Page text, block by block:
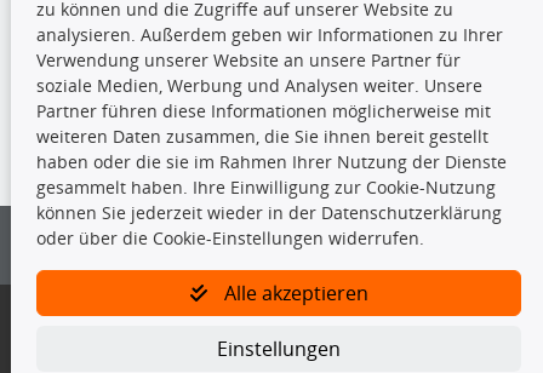
Die hier angezeigten Daten insbesondere die gesamte Datenbank dürfen
nicht kopiert werden.
Es ist zu unterlassen, die Daten oder die gesamte Datenbank ohne
vorherige Zustimmung von TecDoc zu vervielfältigen, zu verbreiten
und/oder diese Handlungen durch Dritte ausführen zu lassen. Ein
Bitte prüfen Sie, ob das über unseren Onlineshop identifizierte Ersatzteil
Gegebenenfalls sind ergänzende Informationen notwendig, um
zu können und die Zugriffe auf unserer Website zu
analysieren. Außerdem geben wir Informationen zu Ihrer
Verwendung unserer Website an unsere Partner für
soziale Medien, Werbung und Analysen weiter. Unsere
Partner führen diese Informationen möglicherweise mit
weiteren Daten zusammen, die Sie ihnen bereit gestellt
haben oder die sie im Rahmen Ihrer Nutzung der Dienste
gesammelt haben. Ihre Einwilligung zur Cookie-Nutzung
können Sie jederzeit wieder in der Datenschutzerklärung
oder über die Cookie-Einstellungen widerrufen.
Alle akzeptieren
Einstellungen